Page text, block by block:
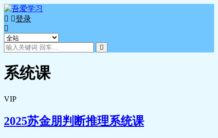
登录
系统课
VIP
2025苏金朋判断推理系统课